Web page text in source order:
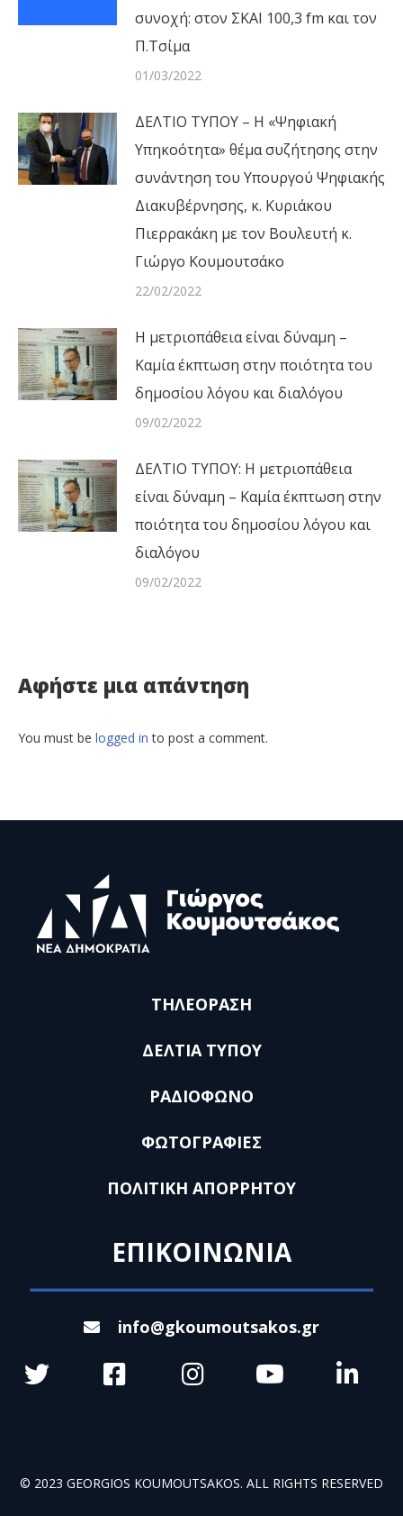
συνοχή: στον ΣΚΑΙ 100,3 fm και τον
Π.Τσίμα
01/03/2022
ΔΕΛΤΙΟ ΤΥΠΟΥ – Η «Ψηφιακή
Υπηκοότητα» θέμα συζήτησης στην
συνάντηση του Υπουργού Ψηφιακής
Διακυβέρνησης, κ. Κυριάκου
Πιερρακάκη με τον Βουλευτή κ.
Γιώργο Κουμουτσάκο
22/02/2022
Η μετριοπάθεια είναι δύναμη –
Καμία έκπτωση στην ποιότητα του
δημοσίου λόγου και διαλόγου
09/02/2022
ΔΕΛΤΙΟ ΤΥΠΟΥ: Η μετριοπάθεια
είναι δύναμη – Καμία έκπτωση στην
ποιότητα του δημοσίου λόγου και
διαλόγου
09/02/2022
Αφήστε μια απάντηση
You must be logged in to post a comment.
ΤΗΛΕΟΡΑΣΗ
ΔΕΛΤΙΑ ΤΥΠΟΥ
ΡΑΔΙΟΦΩΝΟ
ΦΩΤΟΓΡΑΦΙΕΣ
ΠΟΛΙΤΙΚΗ ΑΠΟΡΡΗΤΟΥ
ΕΠΙΚΟΙΝΩΝΙΑ
info@gkoumoutsakos.gr
© 2023 GEORGIOS KOUMOUTSAKOS. ALL RIGHTS RESERVED